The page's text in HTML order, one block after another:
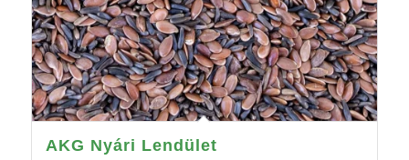
AKG Nyári Lendület